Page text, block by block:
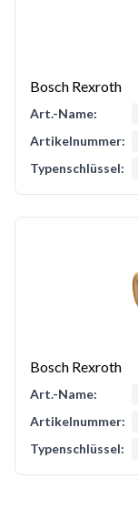
Bosch Rexroth
Art.-Name:
Artikelnummer:
Typenschlüssel:
Bosch Rexroth
Art.-Name:
Artikelnummer:
Typenschlüssel: